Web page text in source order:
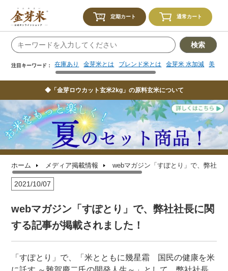
定期カート 通常カート
検索
注目キーワード： 在庫あり 金芽米とは ブレンド米とは 金芽米 水加減 美味
◆「金芽ロウカット玄米2kg」の原料玄米について
ホーム メディア掲載情報 webマガジン「すぽとり」で、弊社社
2021/10/07
webマガジン「すぽとり」で、弊社社長に関
する記事が掲載されました！
「すぽとり」で、「米とともに幾星霜 国民の健康を米